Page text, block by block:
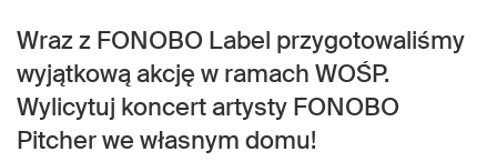
Wraz z FONOBO Label przygotowaliśmy
wyjątkową akcję w ramach WOŚP.
Wylicytuj koncert artysty FONOBO
Pitcher we własnym domu!